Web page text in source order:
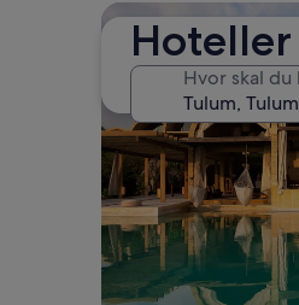
Hoteller
Hvor skal du
Søg efter resorter